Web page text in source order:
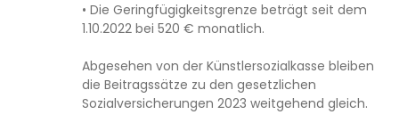
• Die Geringfügigkeitsgrenze beträgt seit dem
1.10.2022 bei 520 € monatlich.
Abgesehen von der Künstlersozialkasse bleiben
die Beitragssätze zu den gesetzlichen
Sozialversicherungen 2023 weitgehend gleich.